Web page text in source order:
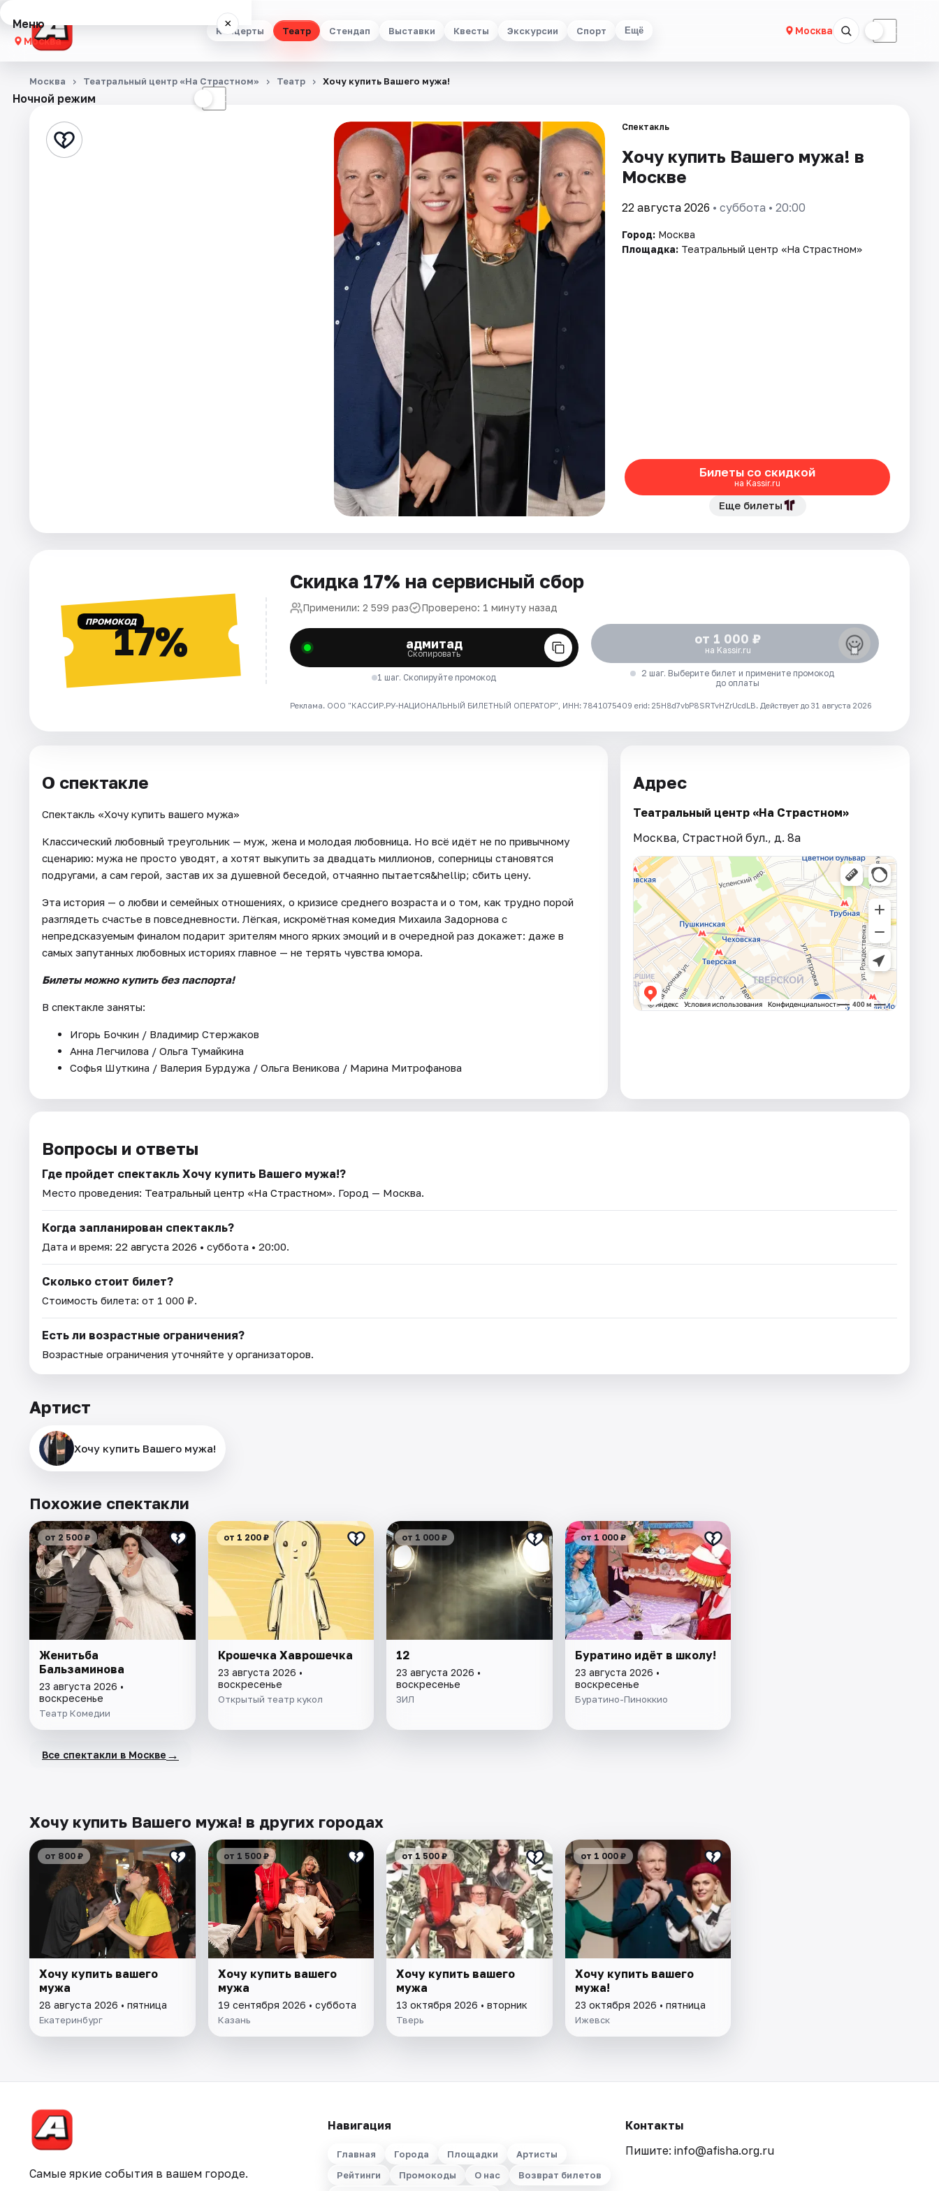
Концерты Театр Стендап Выставки Квесты Экскурсии Спорт Ещё Москва ☾
Меню ×
Москва
Концерты
Стендап
Ночной режим ☾
Москва Театральный центр «На Страстном» Театр Хочу купить Вашего мужа!
Спектакль
Хочу купить Вашего мужа! в
Москве
22 августа 2026 • суббота • 20:00
Город: Москва
Площадка: Театральный центр «На Страстном»
Билеты со скидкой
на Kassir.ru
Еще билеты
ПРОМОКОД17%
Скидка 17% на сервисный сбор
Применили: 2 599 раз Проверено: 1 минуту назад
адмитад
Скопировать
1 шаг. Скопируйте промокод
от 1 000 ₽
на Kassir.ru
2 шаг. Выберите билет и примените промокод
до оплаты
Реклама. ООО "КАССИР.РУ-НАЦИОНАЛЬНЫЙ БИЛЕТНЫЙ ОПЕРАТОР", ИНН: 7841075409 erid: 25H8d7vbP8SRTvHZrUcdLB. Действует до 31 августа 2026
О спектакле
Спектакль «Хочу купить вашего мужа»
Классический любовный треугольник — муж, жена и молодая любовница. Но всё идёт не по привычному
сценарию: мужа не просто уводят, а хотят выкупить за двадцать миллионов, соперницы становятся
подругами, а сам герой, застав их за душевной беседой, отчаянно пытается&hellip; сбить цену.
Эта история — о любви и семейных отношениях, о кризисе среднего возраста и о том, как трудно порой
разглядеть счастье в повседневности. Лёгкая, искромётная комедия Михаила Задорнова с
непредсказуемым финалом подарит зрителям много ярких эмоций и в очередной раз докажет: даже в
самых запутанных любовных историях главное — не терять чувства юмора.
Билеты можно купить без паспорта!
В спектакле заняты:
Игорь Бочкин / Владимир Стержаков
Анна Легчилова / Ольга Тумайкина
Софья Шуткина / Валерия Бурдужа / Ольга Веникова / Марина Митрофанова
Адрес
Театральный центр «На Страстном»
Москва, Страстной бул., д. 8а
Вопросы и ответы
Где пройдет спектакль Хочу купить Вашего мужа!?
Место проведения: Театральный центр «На Страстном». Город — Москва.
Когда запланирован спектакль?
Дата и время: 22 августа 2026 • суббота • 20:00.
Сколько стоит билет?
Стоимость билета: от 1 000 ₽.
Есть ли возрастные ограничения?
Возрастные ограничения уточняйте у организаторов.
Артист
Хочу купить Вашего мужа!
Похожие спектакли
от 2 500 ₽
Женитьба
Бальзаминова
23 августа 2026 •
воскресенье
Театр Комедии
от 1 200 ₽
Крошечка Хаврошечка
23 августа 2026 •
воскресенье
Открытый театр кукол
от 1 000 ₽
12
23 августа 2026 •
воскресенье
ЗИЛ
от 1 000 ₽
Буратино идёт в школу!
23 августа 2026 •
воскресенье
Буратино-Пиноккио
Все спектакли в Москве →
Хочу купить Вашего мужа! в других городах
от 800 ₽
Хочу купить вашего
мужа
28 августа 2026 • пятница
Екатеринбург
от 1 500 ₽
Хочу купить вашего
мужа
19 сентября 2026 • суббота
Казань
от 1 500 ₽
Хочу купить вашего
мужа
13 октября 2026 • вторник
Тверь
от 1 000 ₽
Хочу купить вашего
мужа!
23 октября 2026 • пятница
Ижевск
Самые яркие события в вашем городе.
Навигация
Главная Города Площадки
Артисты
Рейтинги
Промокоды О нас
Возврат билетов
Контакты
Пишите: info@afisha.org.ru